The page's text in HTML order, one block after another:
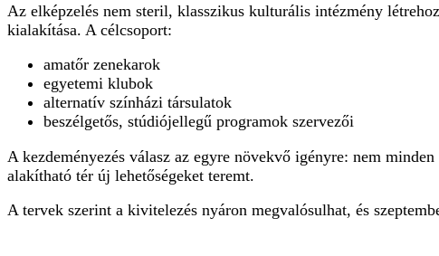
Az elképzelés nem steril, klasszikus kulturális intézmény
kialakítása. A célcsoport:
amatőr zenekarok
egyetemi klubok
alternatív színházi társulatok
beszélgetős, stúdiójellegű programok szervezői
A kezdeményezés válasz az egyre növekvő igényre: nem
alakítható tér új lehetőségeket teremt.
A tervek szerint a kivitelezés nyáron megvalósulhat, és